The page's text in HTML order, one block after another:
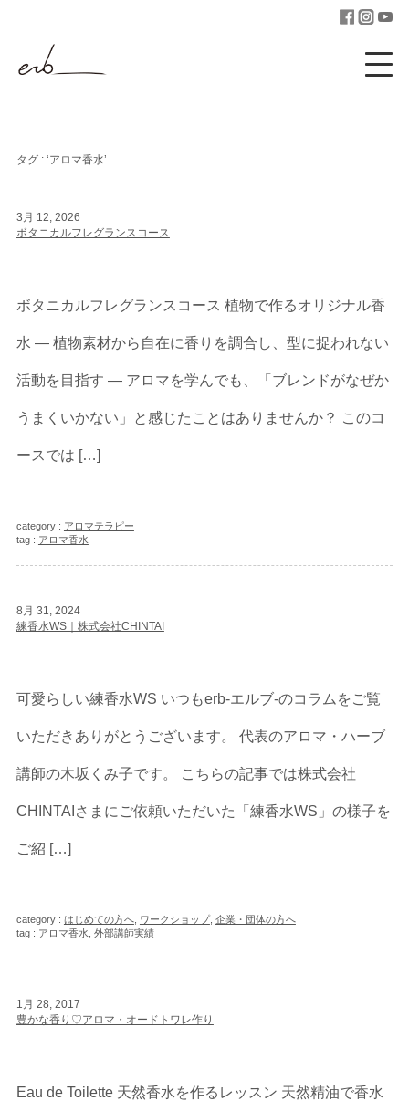
タグ : ‘アロマ香水’
3月 12, 2026
ボタニカルフレグランスコース
ボタニカルフレグランスコース 植物で作るオリジナル香
水 ― 植物素材から自在に香りを調合し、型に捉われない
活動を目指す ― アロマを学んでも、「ブレンドがなぜか
うまくいかない」と感じたことはありませんか？ このコ
ースでは […]
category : アロマテラピー
tag : アロマ香水
8月 31, 2024
練香水WS｜株式会社CHINTAI
可愛らしい練香水WS いつもerb-エルブ-のコラムをご覧
いただきありがとうございます。 代表のアロマ・ハーブ
講師の木坂くみ子です。 こちらの記事では株式会社
CHINTAIさまにご依頼いただいた「練香水WS」の様子を
ご紹 […]
category : はじめての方へ, ワークショップ, 企業・団体の方へ
tag : アロマ香水 外部講師実績
1月 28, 2017
豊かな香り♡アロマ・オードトワレ作り
Eau de Toilette 天然香水を作るレッスン 天然精油で香水